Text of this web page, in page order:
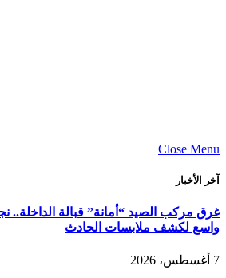
Close Menu
آخر الأخبار
واسع لكشف ملابسات الحادث
7 أغسطس، 2026